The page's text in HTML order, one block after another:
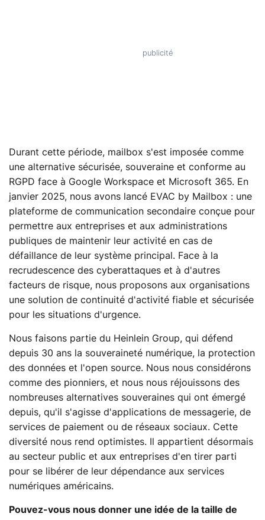
Durant cette période, mailbox s'est imposée comme
une alternative sécurisée, souveraine et conforme au
RGPD face à Google Workspace et Microsoft 365. En
janvier 2025, nous avons lancé EVAC by Mailbox : une
plateforme de communication secondaire conçue pour
permettre aux entreprises et aux administrations
publiques de maintenir leur activité en cas de
défaillance de leur système principal. Face à la
recrudescence des cyberattaques et à d'autres
facteurs de risque, nous proposons aux organisations
une solution de continuité d'activité fiable et sécurisée
pour les situations d'urgence.
Nous faisons partie du Heinlein Group, qui défend
depuis 30 ans la souveraineté numérique, la protection
des données et l'open source. Nous nous considérons
comme des pionniers, et nous nous réjouissons des
nombreuses alternatives souveraines qui ont émergé
depuis, qu'il s'agisse d'applications de messagerie, de
services de paiement ou de réseaux sociaux. Cette
diversité nous rend optimistes. Il appartient désormais
au secteur public et aux entreprises d'en tirer parti
pour se libérer de leur dépendance aux services
numériques américains.
Pouvez-vous nous donner une idée de la taille de